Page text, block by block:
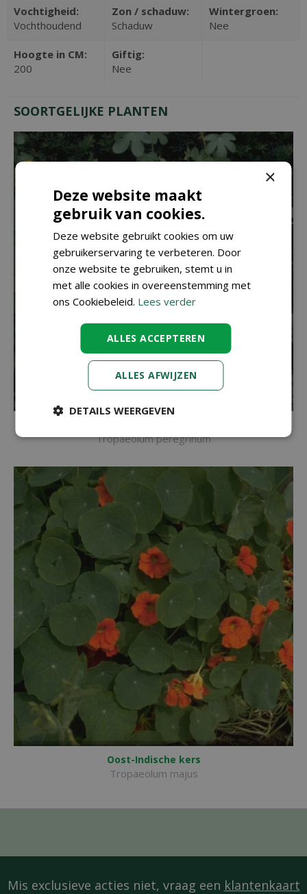
Vochtigheid:
Vochthoudend
Zon / schaduw:
Schaduw
Wintergroen:
Nee
Hoogte in CM:
200
Giftig:
Nee
SOORTGELIJKE PLANTEN
Tropaeolum peregrinum
Oost-Indische kers
Tropaeolum majus
Mis exclusieve acties niet, vraag een klantenkaart
×
Deze website maakt
gebruik van cookies.
Deze website gebruikt cookies om uw
gebruikerservaring te verbeteren. Door
onze website te gebruiken, stemt u in
met alle cookies in overeenstemming met
ons Cookiebeleid. Lees verder
ALLES ACCEPTEREN
ALLES AFWIJZEN
DETAILS WEERGEVEN